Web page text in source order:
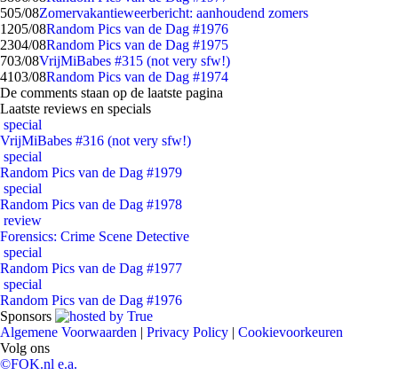
505/08Zomervakantieweerbericht: aanhoudend zomers
1205/08Random Pics van de Dag #1976
2304/08Random Pics van de Dag #1975
703/08VrijMiBabes #315 (not very sfw!)
4103/08Random Pics van de Dag #1974
De comments staan op de laatste pagina
Laatste reviews en specials
special
VrijMiBabes #316 (not very sfw!)
special
Random Pics van de Dag #1979
special
Random Pics van de Dag #1978
review
Forensics: Crime Scene Detective
special
Random Pics van de Dag #1977
special
Random Pics van de Dag #1976
Sponsors
Algemene Voorwaarden | Privacy Policy | Cookievoorkeuren
Volg ons
©FOK.nl e.a.